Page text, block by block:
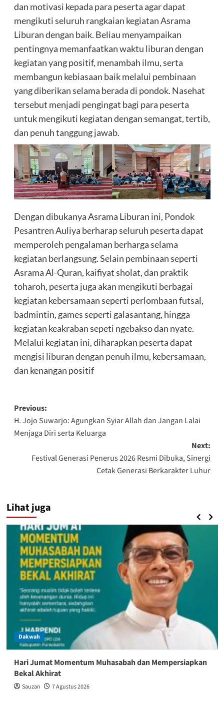
dan motivasi kepada para peserta agar dapat
mengikuti seluruh rangkaian kegiatan Asrama
Liburan dengan baik. Beliau menyampaikan
pentingnya memanfaatkan waktu liburan dengan
kegiatan yang positif, menambah ilmu, serta
membangun kebiasaan baik melalui pembinaan
yang diberikan selama berada di pondok. Nasehat
tersebut menjadi pengingat bagi para peserta
untuk mengikuti kegiatan dengan semangat, tertib,
dan penuh tanggung jawab.
Dengan dibukanya Asrama Liburan ini, Pondok
Pesantren Auliya berharap seluruh peserta dapat
memperoleh pengalaman berharga selama
kegiatan berlangsung. Selain pembinaan seperti
Asrama Al-Quran, kaifiyat sholat, dan praktik
toharoh, peserta juga akan mengikuti berbagai
kegiatan kebersamaan seperti perlombaan futsal,
badmintin, games seperti galasantang, hingga
kegiatan keakraban sepeti ngebakso dan nyate.
Melalui kegiatan ini, diharapkan peserta dapat
mengisi liburan dengan penuh ilmu, kebersamaan,
dan kenangan positif
Post
navigation
Previous:
H. Jojo Suwarjo: Agungkan Syiar Allah dan Jangan Lalai
Menjaga Diri serta Keluarga
Next:
Festival Generasi Penerus 2026 Resmi Dibuka, Sinergi
Cetak Generasi Berkarakter Luhur
Lihat juga
Dakwah
Hari Jumat Momentum Muhasabah dan Mempersiapkan
Bekal Akhirat
Sauzan 7 Agustus 2026